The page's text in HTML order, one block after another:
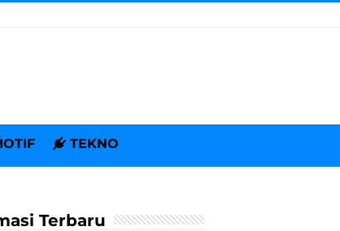
TEKNO
Terbaru